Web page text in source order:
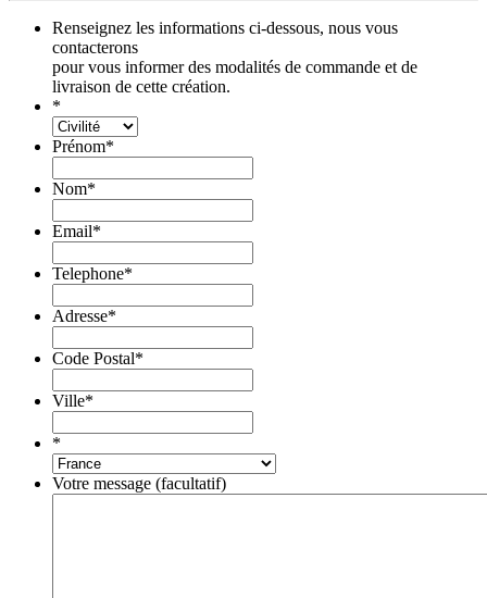
Renseignez les informations ci-dessous, nous vous
contacterons
pour vous informer des modalités de commande et de
livraison de cette création.
*
Prénom*
Nom*
Email*
Telephone*
Adresse*
Code Postal*
Ville*
*
Votre message (facultatif)